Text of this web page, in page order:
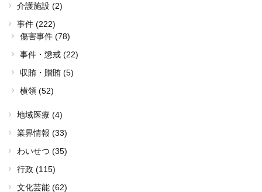
介護施設 (2)
事件 (222)
傷害事件 (78)
事件・懲戒 (22)
収賄・贈賄 (5)
横領 (52)
地域医療 (4)
業界情報 (33)
わいせつ (35)
行政 (115)
文化芸能 (62)